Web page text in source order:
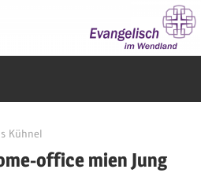
Kühnel
office mien Jung